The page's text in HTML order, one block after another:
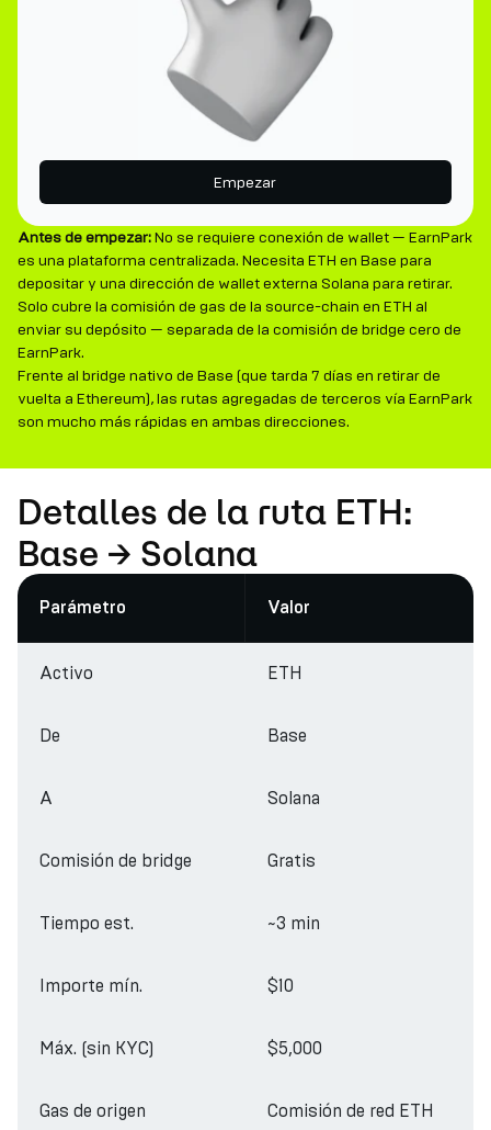
Empezar
Antes de empezar:No se requiere conexión de wallet — EarnPark
es una plataforma centralizada. Necesita ETH en Base para
depositar y una dirección de wallet externa Solana para retirar.
Solo cubre la comisión de gas de la source-chain en ETH al
enviar su depósito — separada de la comisión de bridge cero de
EarnPark.
Frente al bridge nativo de Base (que tarda 7 días en retirar de
vuelta a Ethereum), las rutas agregadas de terceros vía EarnPark
son mucho más rápidas en ambas direcciones.
Detalles de la ruta ETH:
Base → Solana
Parámetro Valor
Activo ETH
De Base
A Solana
Comisión de bridge Gratis
Tiempo est. ~3 min
Importe mín. $10
Máx. (sin KYC) $5,000
Gas de origen Comisión de red ETH